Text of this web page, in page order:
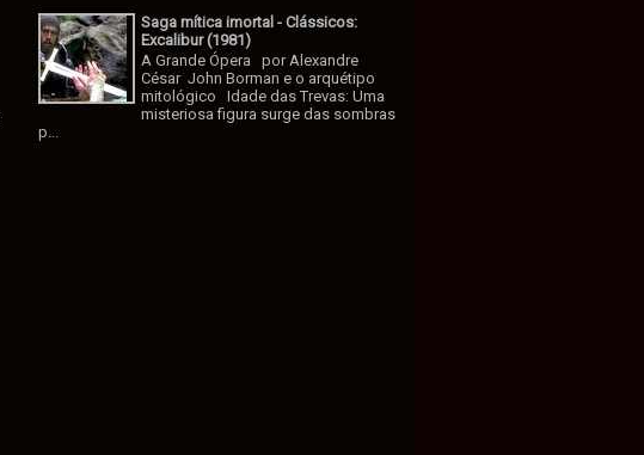
Saga mítica imortal - Clássicos:
Excalibur (1981)
A Grande Ópera por Alexandre
César John Borman e o arquétipo
mitológico Idade das Trevas: Uma
misteriosa figura surge das sombras
p...